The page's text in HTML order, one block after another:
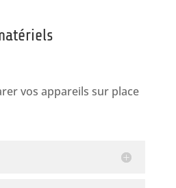
vos appareils sur place